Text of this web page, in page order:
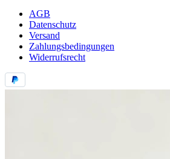
AGB
Datenschutz
Versand
Zahlungsbedingungen
Widerrufsrecht